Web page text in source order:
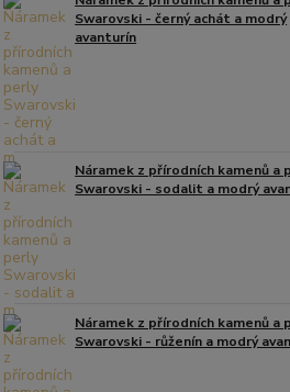
Swarovski - černý achát a modrý
avanturín
Náramek z přírodních kamenů a
Swarovski - sodalit a modrý
Náramek z přírodních kamenů a
Swarovski - růženín a modrý